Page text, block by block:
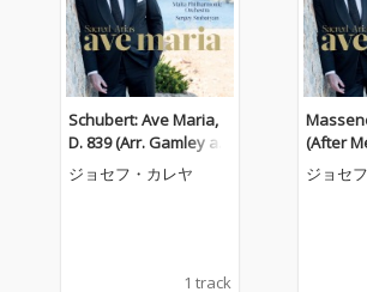
Schubert: Ave Maria,
D. 839 (Arr. Gamley an
d Hazell for Tenor and
Orchestra)
ジョセフ・カレヤ
1 track
(After
Thaïs)
enor,
ジョセ